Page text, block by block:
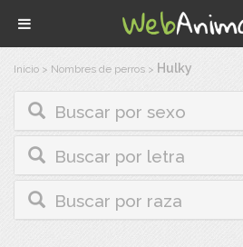
Inicio > Nombres de perros > Hulky
Buscar por sexo
Buscar por letra
Buscar por raza